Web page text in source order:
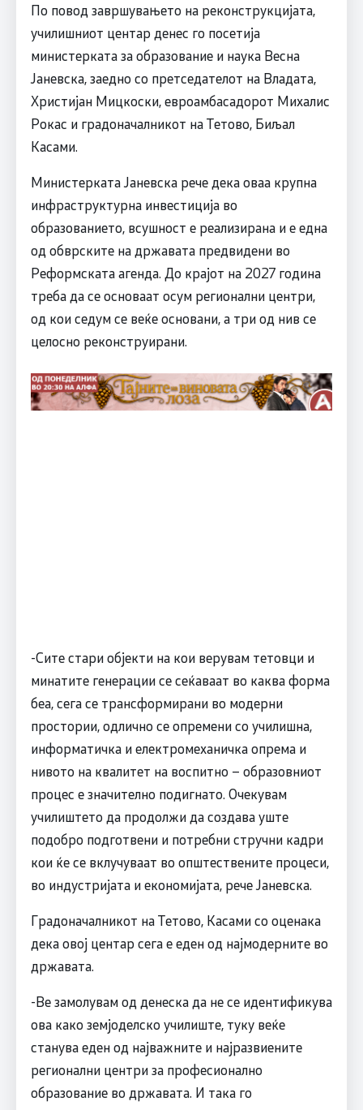
По повод завршувањето на реконструкцијата,
училишниот центар денес го посетија
министерката за образование и наука Весна
Јаневска, заедно со претседателот на Владата,
Христијан Мицкоски, евроамбасадорот Михалис
Рокас и градоначалникот на Тетово, Биљал
Касами.
Министерката Јаневска рече дека оваа крупна
инфраструктурна инвестиција во
образованието, всушност е реализирана и е една
од обврските на државата предвидени во
Реформската агенда. До крајот на 2027 година
треба да се основаат осум регионални центри,
од кои седум се веќе основани, а три од нив се
целосно реконструирани.
-Сите стари објекти на кои верувам тетовци и
минатите генерации се сеќаваат во каква форма
беа, сега се трансформирани во модерни
простории, одлично се опремени со училишна,
информатичка и електромеханичка опрема и
нивото на квалитет на воспитно – образовниот
процес е значително подигнато. Очекувам
училиштето да продолжи да создава уште
подобро подготвени и потребни стручни кадри
кои ќе се вклучуваат во општествените процеси,
во индустријата и економијата, рече Јаневска.
Градоначалникот на Тетово, Касами со оценака
дека овој центар сега е еден од најмодерните во
државата.
-Ве замолувам од денеска да не се идентификува
ова како земјоделско училиште, туку веќе
станува еден од најважните и најразвиените
регионални центри за професионално
образование во државата. И така го